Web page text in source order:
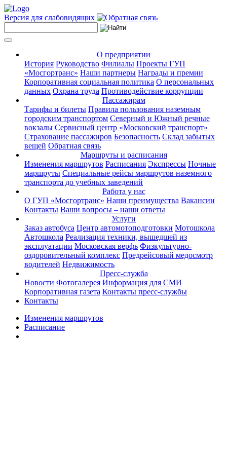
Версия для слабовидящих
О предприятии
История Руководство Филиалы Проекты ГУП
«Мосгортранс» Наши партнеры Награды и премии
Корпоративная социальная политика О персональных
данных Охрана труда Противодействие коррупции
Пассажирам
Тарифы и билеты Правила пользования наземным
городским транспортом Северный и Южный речные
вокзалы Сервисный центр «Московский транспорт»
Страхование пассажиров Безопасность Склад забытых
вещей Обратная связь
Маршруты и расписания
Изменения маршрутов Расписания Экспрессы Ночные
маршруты Специальные рейсы маршрутов наземного
транспорта до учебных заведений
Работа у нас
О ГУП «Мосгортранс» Наши преимущества Вакансии
Контакты Ваши вопросы – наши ответы
Услуги
Заказ автобуса Центр автомотоподготовки Мотошкола
Автошкола Реализация техники, вышедшей из
эксплуатации Московская верфь Физкультурно-
оздоровительный комплекс Предрейсовый медосмотр
водителей Недвижимость
Пресс-служба
Новости Фотогалерея Информация для СМИ
Корпоративная газета Контакты пресс-службы
Контакты
Изменения маршрутов
Расписание